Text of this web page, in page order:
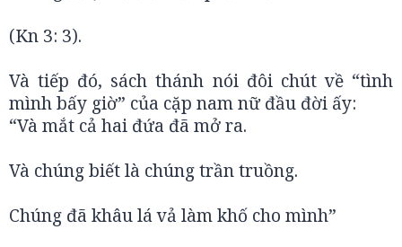
(Kn 3: 3).
Và tiếp đó, sách thánh nói đôi chút về “tình
mình bấy giờ” của cặp nam nữ đầu đời ấy:
“Và mắt cả hai đứa đã mở ra.
Và chúng biết là chúng trần truồng.
Chúng đã khâu lá vả làm khố cho mình”